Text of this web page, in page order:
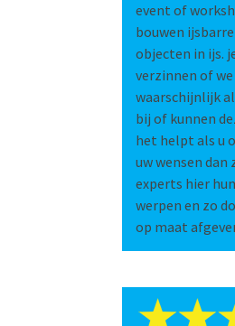
event of
bouwen
objecten in ijs.
verzinnen of
waarschijnlijk
bij of kunnen
het helpt als u
uw wensen dan
experts hier
werpen en zo
op maat